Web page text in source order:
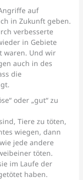
auf
in Zukunft geben.
verbesserte
in Gebiete
waren. Und wir
auch in des
die
oder „gut“ zu
Tiere zu töten,
wiegen, dann
jede andere
töten.
im Laufe der
haben.